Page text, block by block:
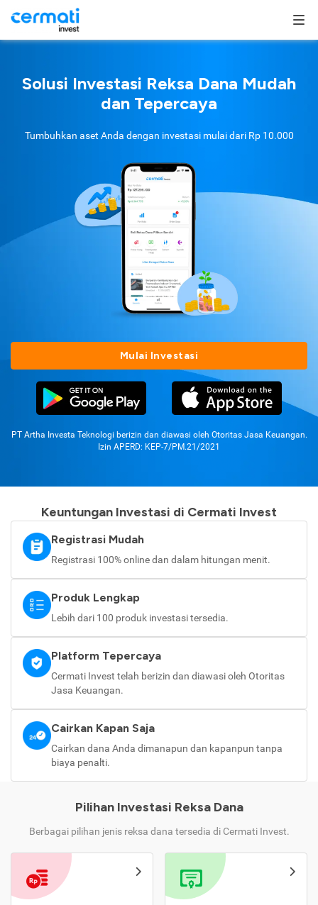
Solusi Investasi Reksa Dana Mudah
dan Tepercaya
Tumbuhkan aset Anda dengan investasi mulai dari Rp 10.000
Mulai Investasi
PT Artha Investa Teknologi berizin dan diawasi oleh Otoritas Jasa Keuangan.
Izin APERD: KEP-7/PM.21/2021
Keuntungan Investasi di Cermati Invest
Registrasi Mudah
Registrasi 100% online dan dalam hitungan menit.
Produk Lengkap
Lebih dari 100 produk investasi tersedia.
Platform Tepercaya
Cermati Invest telah berizin dan diawasi oleh Otoritas
Jasa Keuangan.
Cairkan Kapan Saja
Cairkan dana Anda dimanapun dan kapanpun tanpa
biaya penalti.
Pilihan Investasi Reksa Dana
Berbagai pilihan jenis reksa dana tersedia di Cermati Invest.